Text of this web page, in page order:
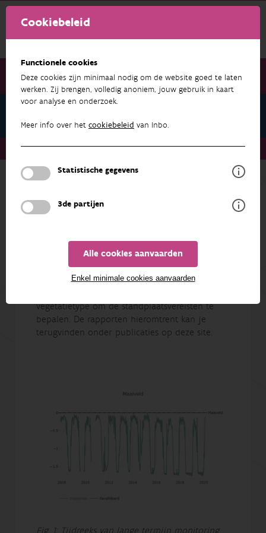
Cookiebeleid
Functionele cookies
Deze cookies zijn minimaal nodig om de website goed te laten
werken. Zij brengen, volledig anoniem, jouw gebruik in kaart
voor analyse en onderzoek.
Meer info over het cookiebeleid van Inbo.
Statistische gegevens
3de partijen
Alle cookies aanvaarden
Enkel minimale cookies aanvaarden
Meetpunt Ecohydrologisch Onderzoek
Als je op deze pagina terecht bent gekomen
meetinstallatie van het INBO. De meetinstallatie
wordt gebruikt in kader van ecohydrologisch
onderzoek, bv. een studie om de
grondwaterhuishouding in een specifiek gebied
vegetatietype om de standplaatsvereisten te
bepalen. De rapporten hieromtrent kan je
terugvinden onder publicaties op deze site.
Fig. 1: Tijdreeks van lange termijn monitoring